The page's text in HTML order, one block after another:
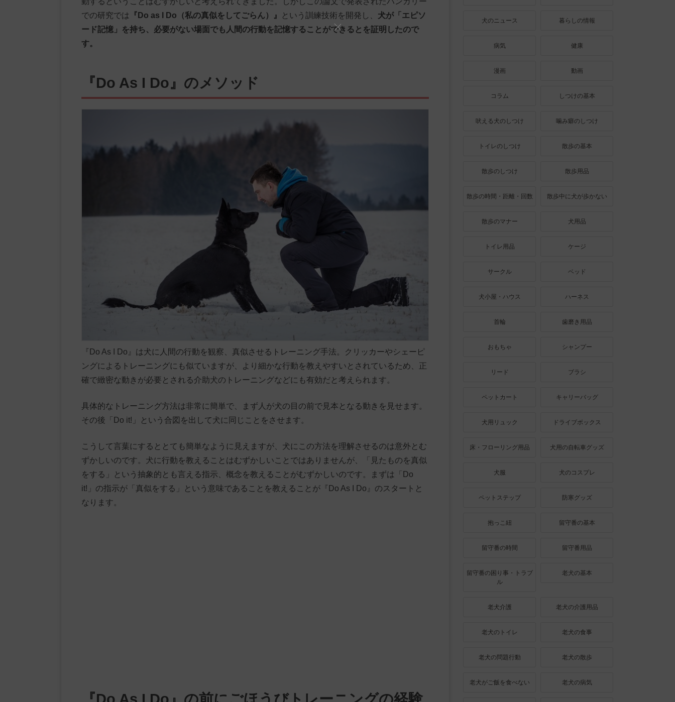
での研究では
『Do as I Do（私の真似をしてごらん）』 という訓練技術を開発し、 犬が「エピソ
ード記憶」を持ち、必要がない場面でも人間の行動を記憶することができるとを証明したので
す。
『Do As I Do』のメソッド
『Do As I Do』は犬に人間の行動を観察、真似させるトレーニング手法。クリッカーやシェーピ
ングによるトレーニングにも似ていますが、より細かな行動を教えやすいとされているため、正
確で緻密な動きが必要とされる介助犬のトレーニングなどにも有効だと考えられます。
具体的なトレーニング方法は非常に簡単で、まず人が犬の目の前で見本となる動きを見せます。
その後「Do it!」という合図を出して犬に同じことをさせます。
こうして言葉にするととても簡単なように見えますが、犬にこの方法を理解させるのは意外とむ
ずかしいのです。犬に行動を教えることはむずかしいことではありませんが、「見たものを真似
をする」という抽象的とも言える指示、概念を教えることがむずかしいのです。まずは「Do
it!」の指示が「真似をする」という意味であることを教えることが『Do As I Do』のスタートと
なります。
犬のニュース 暮らしの情報
病気 健康
漫画 動画
コラム しつけの基本
吠える犬のしつけ 噛み癖のしつけ
トイレのしつけ 散歩の基本
散歩のしつけ 散歩用品
散歩の時間・距離・回数 散歩中に犬が歩かない
散歩のマナー 犬用品
トイレ用品 ケージ
サークル ベッド
犬小屋・ハウス ハーネス
首輪 歯磨き用品
おもちゃ シャンプー
リード ブラシ
ペットカート キャリーバッグ
犬用リュック ドライブボックス
床・フローリング用品 犬用の自転車グッズ
犬服 犬のコスプレ
ペットステップ 防寒グッズ
抱っこ紐 留守番の基本
留守番の時間 留守番用品
留守番の困り事・トラブ
ル
老犬の基本
老犬介護 老犬の介護用品
老犬のトイレ 老犬の食事
老犬の問題行動 老犬の散歩
老犬がご飯を食べない 老犬の病気